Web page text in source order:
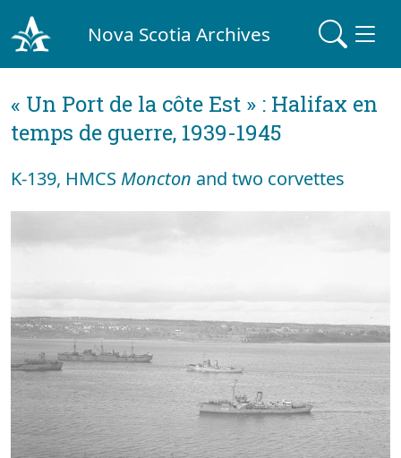
Nova Scotia Archives
« Un Port de la côte Est » : Halifax en
temps de guerre, 1939-1945
K-139, HMCS Moncton and two corvettes